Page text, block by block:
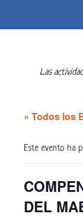
Las
« Todos los
Este evento ha
DEL